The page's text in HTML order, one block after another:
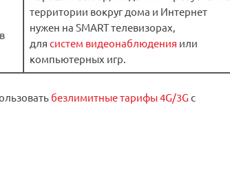
территории вокруг дома и Интернет
нужен на SMART телевизорах,
для систем видеонаблюдения или
компьютерных игр.
безлимитные тарифы 4G/3G с